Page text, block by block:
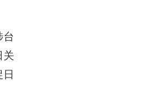
台
关